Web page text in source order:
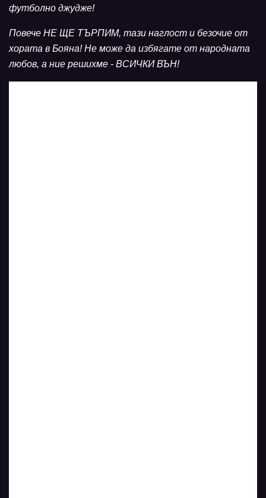
футболно джудже!
Повече НЕ ЩЕ ТЪРПИМ, тази наглост и безочие от
хората в Бояна! Не може да избягате от народната
любов, а ние решихме - ВСИЧКИ ВЪН!